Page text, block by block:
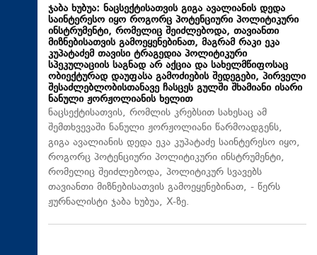
ჯაბა ხუბუა: ნაცსექტისათვის გიგა ავალიანის დედა
საინტერესო იყო როგორც პოტენციური პოლიტიკური
ინსტრუმენტი, რომელიც შეიძლებოდა, თავიანთი
მიზნებისათვის გამოეყენებინათ, მაგრამ რაკი ეკა
კუპატაძემ თავისი ტრაგედია პოლიტიკური
სპეკულაციის საგნად არ აქცია და სახელმწიფოსაც
ობიექტურად დაუფასა გამოძიების შედეგები, პირველი
შესაძლებლობისთანავე ჩასცეს გულში შხამიანი ისარი
ნანული ჟორჟოლიანის ხელით
ნაცსექტისათვის, რომლის კრებსით სახესაც ამ
შემთხვევაში ნანული ჟორჟოლიანი წარმოადგენს,
გიგა ავალიანის დედა ეკა კუპატაძე საინტერესო იყო,
როგორც პოტენციური პოლიტიკური ინსტრუმენტი,
რომელიც შეიძლებოდა, პოლიტიკურ სვავებს
თავიანთი მიზნებისათვის გამოეყენებინათ, - წერს
ჟურნალისტი ჯაბა ხუბუა, X-ზე.